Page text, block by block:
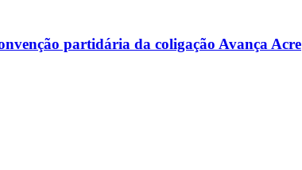
partidária da coligação Avança Acre